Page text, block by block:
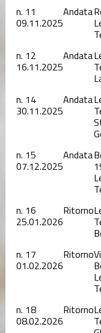
n. 11
09.11.2025
Andata
n. 12
16.11.2025
Andata
n. 14
30.11.2025
Andata
n. 15
07.12.2025
Andata
n. 16
25.01.2026
Ritorno
n. 17
01.02.2026
Ritorno
n. 18
08.02.2026
Ritorno